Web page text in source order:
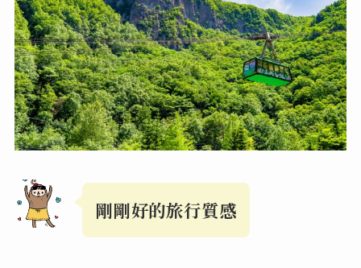
剛剛好的旅行質感